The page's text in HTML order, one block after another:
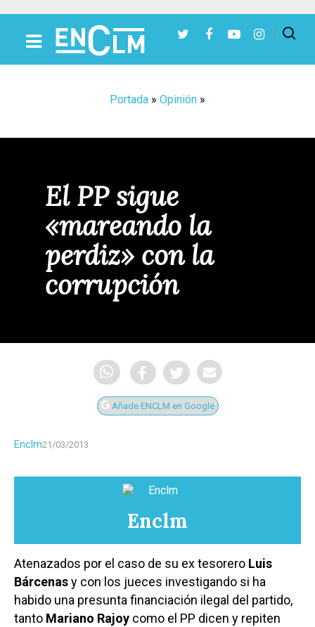
Portada » Opinión »
El PP sigue
«mareando la
perdiz» con la
corrupción
Añade ENCLM en Google
Enclm21/03/2013
Enclm
Atenazados por el caso de su ex tesorero Luis
Bárcenasy con los jueces investigando si ha
habido una presunta financiación ilegal del partido,
tanto Mariano Rajoy como el PP dicen y repiten